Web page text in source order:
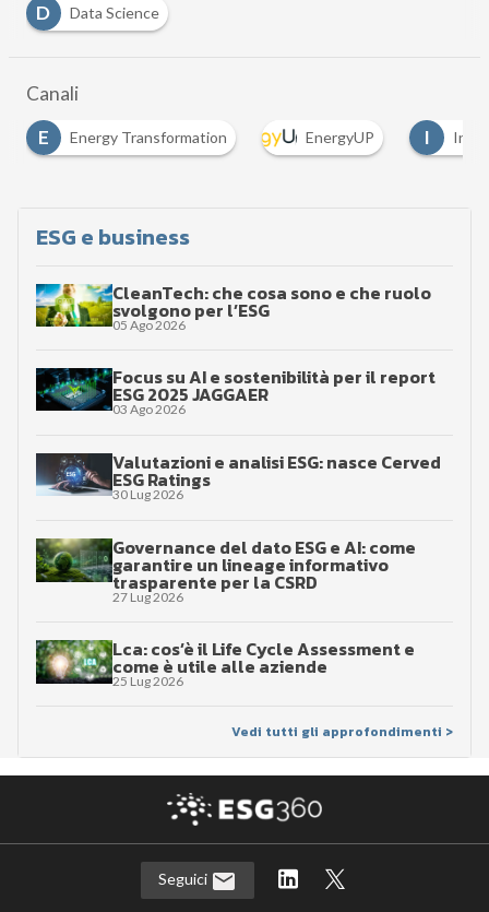
D
Data Science
Canali
Energy Transformation EnergyUP I Industria 5.0
ESG e business
CleanTech: che cosa sono e che ruolo
svolgono per l’ESG
05 Ago 2026
Focus su AI e sostenibilità per il report
ESG 2025 JAGGAER
03 Ago 2026
Valutazioni e analisi ESG: nasce Cerved
ESG Ratings
30 Lug 2026
Governance del dato ESG e AI: come
garantire un lineage informativo
trasparente per la CSRD
27 Lug 2026
Lca: cos’è il Life Cycle Assessment e
come è utile alle aziende
25 Lug 2026
Vedi tutti gli approfondimenti >
Seguici